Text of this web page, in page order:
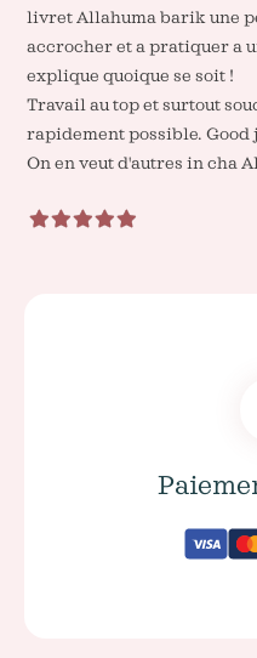
livret Allahuma barik une
accrocher et a pratiquer a
explique quoique se soit !
Travail au top et surtout
rapidement possible. Good
On en veut d'autres in cha